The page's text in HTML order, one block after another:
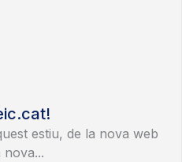
estiu, de la nova web
nova...